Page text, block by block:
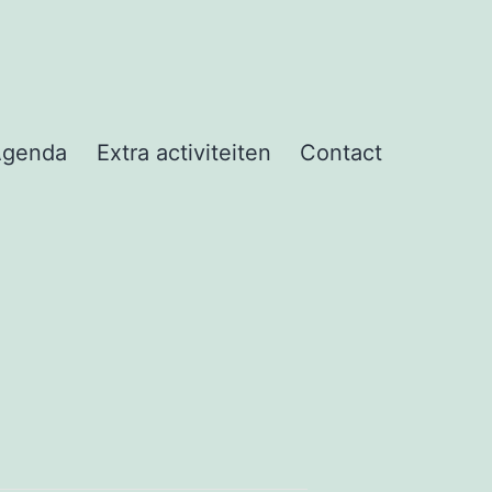
Extra activiteiten Contact